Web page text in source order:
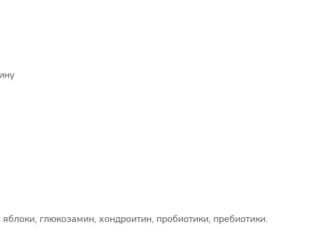
глюкозамин, хондроитин, пробиотики, пребиотики.